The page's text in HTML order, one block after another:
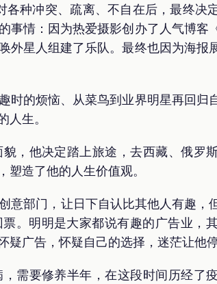
种冲突、疏离、不自在后，最终决
事情：因为热爱摄影创办了人气博客
外星人组建了乐队。最终也因为海报
时的烦恼、从菜鸟到业界明星再回归
生。
，他决定踏上旅途，去西藏、俄罗
造了他的人生价值观。
部门，让日下自认比其他人有趣，
。明明是大家都说有趣的广告业，
广告，怀疑自己的选择，迷茫让他停
需要修养半年，在这段时间历经了